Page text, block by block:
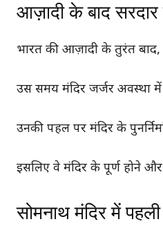
आज़ादी के बाद
भारत की आज़ादी के तुरंत बाद,
उस समय मंदिर जर्जर अवस्था में
उनकी पहल पर मंदिर के
इसलिए वे मंदिर के पूर्ण होने
सोमनाथ मंदिर में